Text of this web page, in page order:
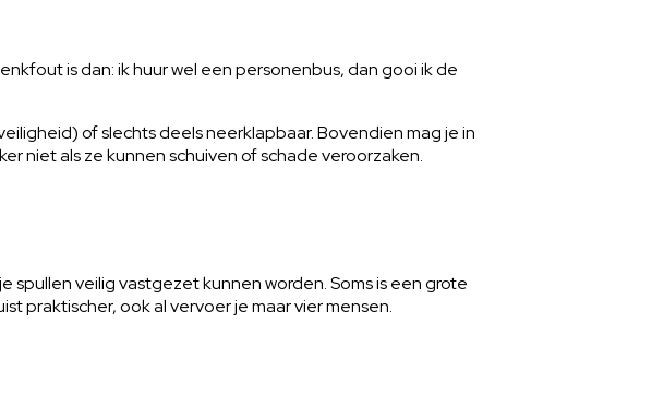
is dan: ik huur wel een personenbus, dan gooi ik de
of slechts deels neerklapbaar. Bovendien mag je in
niet als ze kunnen schuiven of schade veroorzaken.
veilig vastgezet kunnen worden. Soms is een grote
praktischer, ook al vervoer je maar vier mensen.